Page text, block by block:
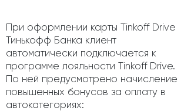
При оформлении карты Tinkoff Drive
Тинькофф Банка клиент
автоматически подключается к
программе лояльности Tinkoff Drive.
По ней предусмотрено начисление
повышенных бонусов за оплату в
автокатегориях: